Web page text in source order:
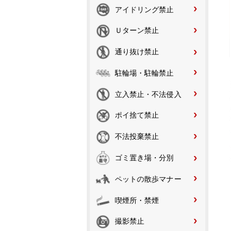
アイドリング禁止
Ｕターン禁止
通り抜け禁止
駐輪場・駐輪禁止
立入禁止・不法侵入
ポイ捨て禁止
不法投棄禁止
ゴミ置き場・分別
ペットの散歩マナー
喫煙所・禁煙
撮影禁止